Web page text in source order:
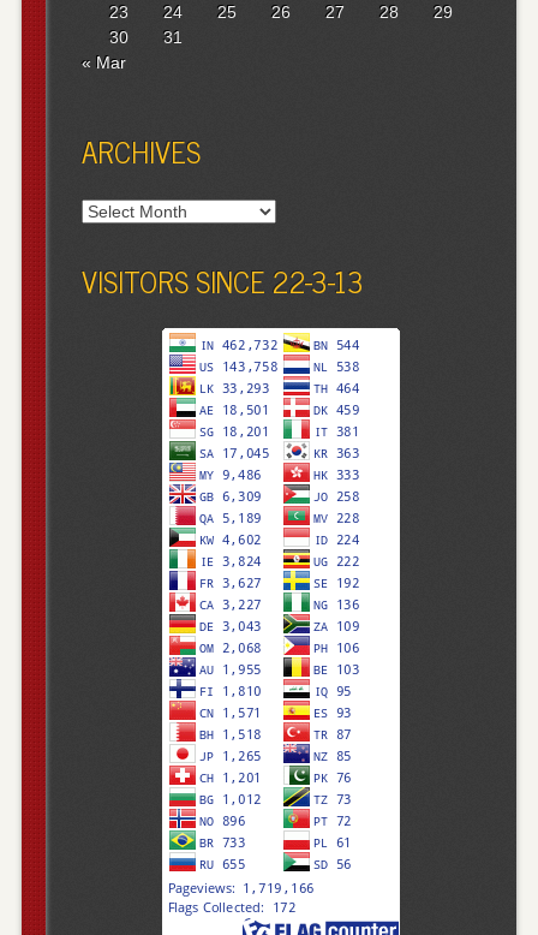
23
24 25 26 27 28
29
30
31
« Mar
ARCHIVES
Archives
VISITORS SINCE 22-3-13